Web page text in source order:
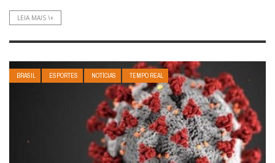
LEIA MAIS \+
BRASIL ESPORTES NOTÍCIAS TEMPO REAL